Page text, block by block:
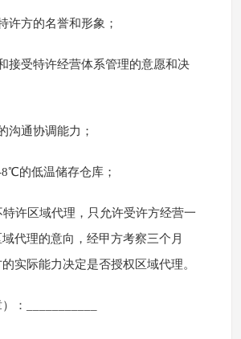
许方的名誉和形象；
接受特许经营体系管理的意愿和决
沟通协调能力；
的低温储存仓库；
特许区域代理，只允许受许方经营一
代理的意向，经甲方考察三个月
实际能力决定是否授权区域代理。
：___________